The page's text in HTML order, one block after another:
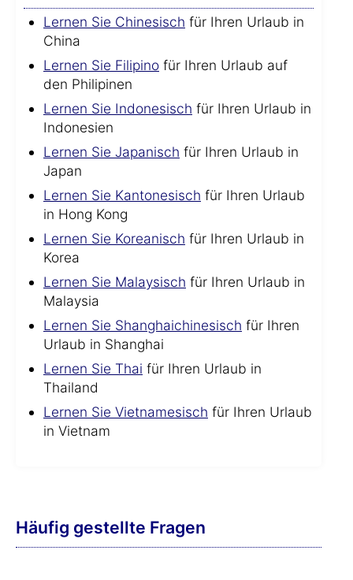
Lernen Sie Chinesisch für Ihren Urlaub in
China
Lernen Sie Filipino für Ihren Urlaub auf
den Philipinen
Lernen Sie Indonesisch für Ihren Urlaub in
Indonesien
Lernen Sie Japanisch für Ihren Urlaub in
Japan
Lernen Sie Kantonesisch für Ihren Urlaub
in Hong Kong
Lernen Sie Koreanisch für Ihren Urlaub in
Korea
Lernen Sie Malaysisch für Ihren Urlaub in
Malaysia
Lernen Sie Shanghaichinesisch für Ihren
Urlaub in Shanghai
Lernen Sie Thai für Ihren Urlaub in
Thailand
Lernen Sie Vietnamesisch für Ihren Urlaub
in Vietnam
Häufig gestellte Fragen